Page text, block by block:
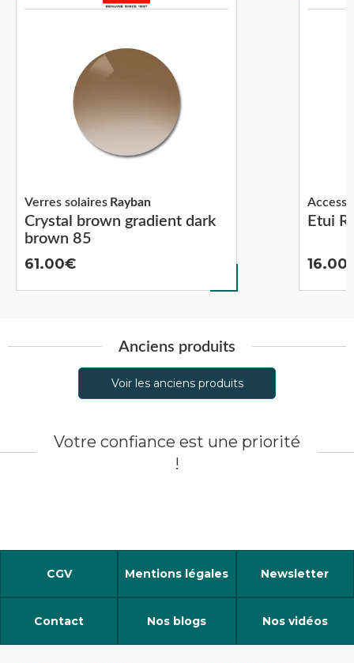
Crystal brown gradient dark
brown 85
Verres solaires Rayban
61.00
Etui
16.00
Anciens produits
Voir les anciens produits
Votre confiance est une priorité
!
CGV Mentions légales Newsletter
Contact Nos blogs Nos vidéos